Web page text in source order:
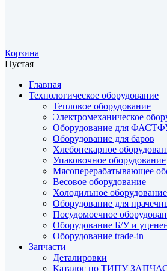
Корзина
Пустая
Главная
Технологическое оборудование
Тепловое оборудование
Электромеханическое
Оборудование для
Оборудование для баров
Хлебопекарное
Упаковочное оборудование
Мясоперерабатывающее
Весовое оборудование
Холодильное оборудование
Оборудование для
Посудомоечное
Оборудование Б/У и
Оборудование trade-in
Запчасти
Деталировки
Каталог по ТИПУ